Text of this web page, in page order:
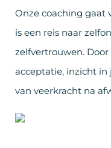
Onze coaching gaat
is een reis naar
zelfvertrouwen.
acceptatie, inzicht
van veerkracht na